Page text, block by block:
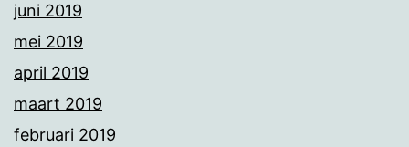
juni 2019
mei 2019
april 2019
maart 2019
februari 2019